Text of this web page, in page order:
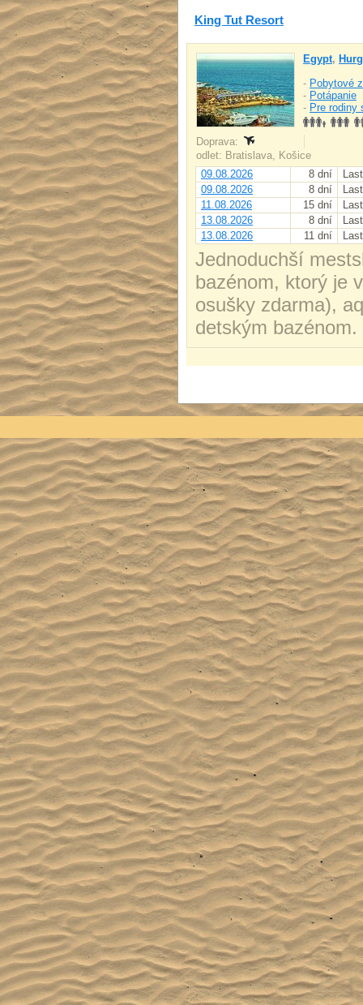
King Tut Resort
Egypt,
- Pobytové
- Potápanie
- Pre rodiny
Doprava:
odlet: Bratislava, Košice
09.08.2026
8 dní
09.08.2026
8 dní
11.08.2026
15 dní
13.08.2026
8 dní
13.08.2026
11 dní
Jednoduchší
bazénom, ktorý je
osušky zdarma),
detským bazénom.